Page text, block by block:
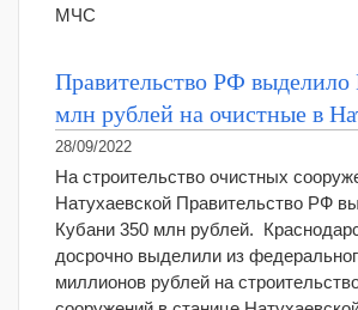
МЧС
Правительство РФ
млн рублей на очистные в
28/09/2022
На строительство очистных
Натухаевской Правительство РФ
Кубани 350 млн рублей.
досрочно выделили из
миллионов рублей на